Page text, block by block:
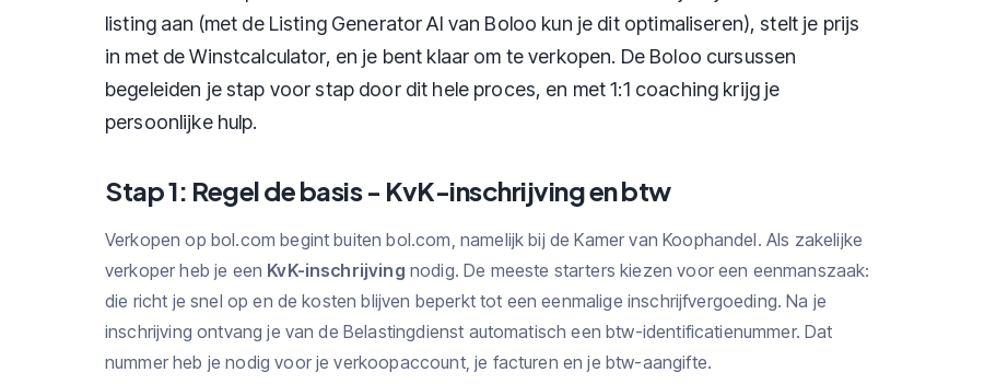
listing aan (met de Listing Generator AI van Boloo kun je dit optimaliseren), stelt je prijs
in met de Winstcalculator, en je bent klaar om te verkopen. De Boloo cursussen
begeleiden je stap voor stap door dit hele proces, en met 1:1 coaching krijg je
persoonlijke hulp.
Stap 1: Regel de basis - KvK-inschrijving en btw
Verkopen op bol.com begint buiten bol.com, namelijk bij de Kamer van Koophandel. Als zakelijke
verkoper heb je een KvK-inschrijving nodig. De meeste starters kiezen voor een eenmanszaak:
die richt je snel op en de kosten blijven beperkt tot een eenmalige inschrijfvergoeding. Na je
inschrijving ontvang je van de Belastingdienst automatisch een btw-identificatienummer. Dat
nummer heb je nodig voor je verkoopaccount, je facturen en je btw-aangifte.